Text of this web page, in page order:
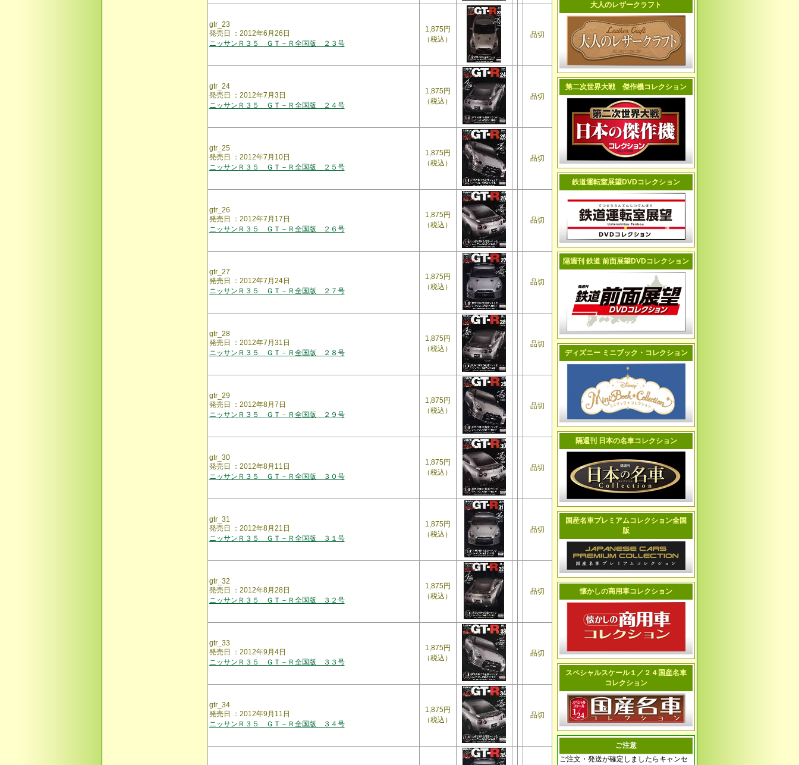
gtr_23
発売日 ：2012年6月26日
ニッサンＲ３５ ＧＴ－Ｒ全国版 ２３号
1,875円
（税込）
品切
gtr_24
発売日 ：2012年7月3日
ニッサンＲ３５ ＧＴ－Ｒ全国版 ２４号
1,875円
（税込）
品切
gtr_25
発売日 ：2012年7月10日
ニッサンＲ３５ ＧＴ－Ｒ全国版 ２５号
1,875円
（税込）
品切
gtr_26
発売日 ：2012年7月17日
ニッサンＲ３５ ＧＴ－Ｒ全国版 ２６号
1,875円
（税込）
品切
gtr_27
発売日 ：2012年7月24日
ニッサンＲ３５ ＧＴ－Ｒ全国版 ２７号
1,875円
（税込）
品切
gtr_28
発売日 ：2012年7月31日
ニッサンＲ３５ ＧＴ－Ｒ全国版 ２８号
1,875円
（税込）
品切
gtr_29
発売日 ：2012年8月7日
ニッサンＲ３５ ＧＴ－Ｒ全国版 ２９号
1,875円
（税込）
品切
gtr_30
発売日 ：2012年8月11日
ニッサンＲ３５ ＧＴ－Ｒ全国版 ３０号
1,875円
（税込）
品切
gtr_31
発売日 ：2012年8月21日
ニッサンＲ３５ ＧＴ－Ｒ全国版 ３１号
1,875円
（税込）
品切
gtr_32
発売日 ：2012年8月28日
ニッサンＲ３５ ＧＴ－Ｒ全国版 ３２号
1,875円
（税込）
品切
gtr_33
発売日 ：2012年9月4日
ニッサンＲ３５ ＧＴ－Ｒ全国版 ３３号
1,875円
（税込）
品切
gtr_34
発売日 ：2012年9月11日
ニッサンＲ３５ ＧＴ－Ｒ全国版 ３４号
1,875円
（税込）
品切
大人のレザークラフト
第二次世界大戦 傑作機コレクション
鉄道運転室展望DVDコレクション
隔週刊 鉄道 前面展望DVDコレクション
ディズニー ミニブック・コレクション
隔週刊 日本の名車コレクション
国産名車プレミアムコレクション全国
版
懐かしの商用車コレクション
スペシャルスケール１／２４国産名車
コレクション
ご注意
ご注文・発送が確定しましたらキャンセ